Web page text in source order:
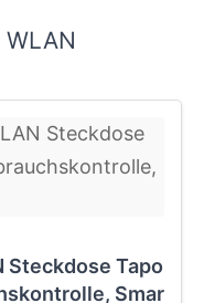
Steckdose Tapo
Smar